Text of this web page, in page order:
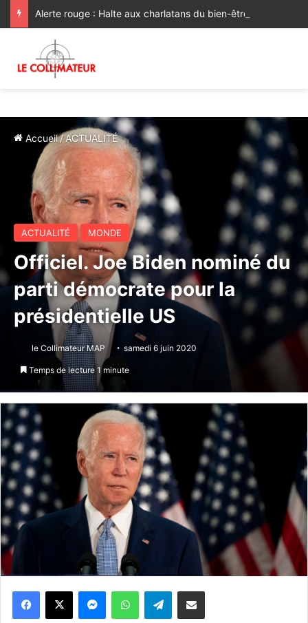
Alerte rouge : Halte aux charlatans du bien-être !
Accueil/ACTUALITÉ
ACTUALITÉ MONDE
Officiel. Joe Biden nominé du
parti démocrate pour la
présidentielle US
le Collimateur MAP samedi 6 juin 2020
Temps de lecture 1 minute
WhatsApp Telegram